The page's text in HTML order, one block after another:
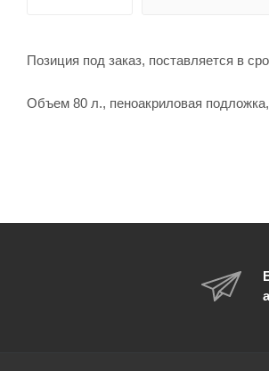
Позиция под заказ, поставляется в
Объем 80 л., пеноакриловая